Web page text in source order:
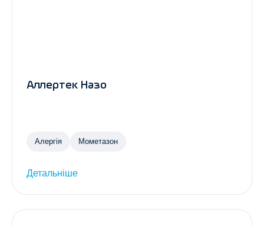
Аллертек Назо
Алергія Мометазон
Детальніше